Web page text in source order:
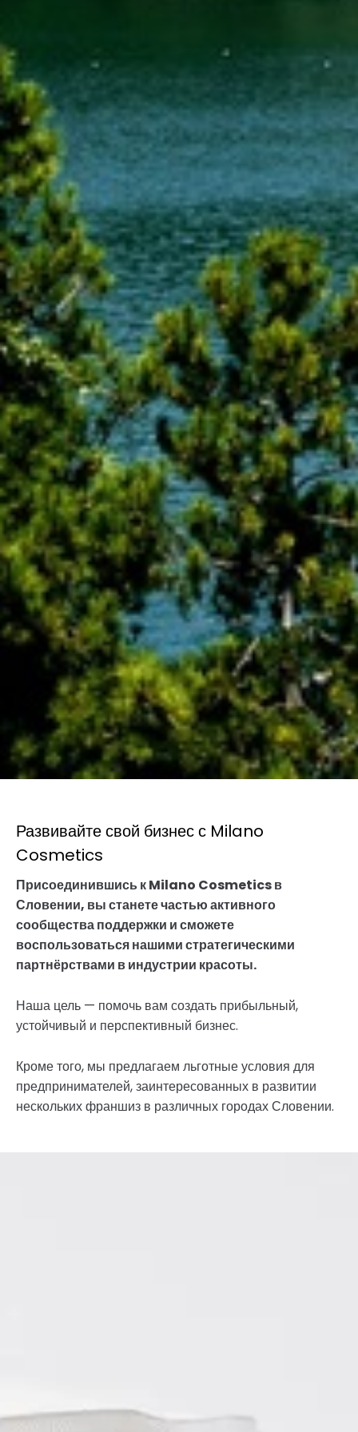
Развивайте свой бизнес с Milano
Cosmetics
Присоединившись к Milano Cosmetics в
Словении, вы станете частью активного
сообщества поддержки и сможете
воспользоваться нашими стратегическими
партнёрствами в индустрии красоты.
Наша цель — помочь вам создать прибыльный,
устойчивый и перспективный бизнес.
Кроме того, мы предлагаем льготные условия для
предпринимателей, заинтересованных в развитии
нескольких франшиз в различных городах Словении.